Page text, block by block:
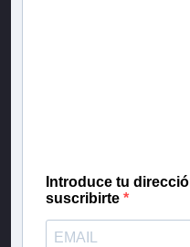
Introduce tu
suscribirte